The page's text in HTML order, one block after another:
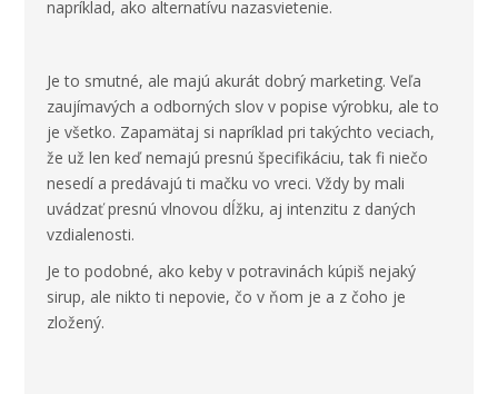
napríklad, ako alternatívu nazasvietenie.
Je to smutné, ale majú akurát dobrý marketing. Veľa
zaujímavých a odborných slov v popise výrobku, ale to
je všetko. Zapamätaj si napríklad pri takýchto veciach,
že už len keď nemajú presnú špecifikáciu, tak fi niečo
nesedí a predávajú ti mačku vo vreci. Vždy by mali
uvádzať presnú vlnovou dĺžku, aj intenzitu z daných
vzdialenosti.
Je to podobné, ako keby v potravinách kúpiš nejaký
sirup, ale nikto ti nepovie, čo v ňom je a z čoho je
zložený.